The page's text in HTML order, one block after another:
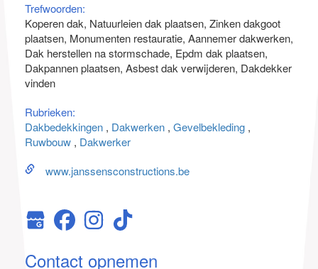
Trefwoorden:
Koperen dak Natuurleien dak plaatsen Zinken dakgoot
plaatsen Monumenten restauratie Aannemer dakwerken
Dak herstellen na stormschade Epdm dak plaatsen
Dakpannen plaatsen Asbest dak verwijderen Dakdekker
vinden
Rubrieken:
Dakbedekkingen
Dakwerken Gevelbekleding
Ruwbouw
Dakwerker
www.janssensconstructions.be
Contact opnemen